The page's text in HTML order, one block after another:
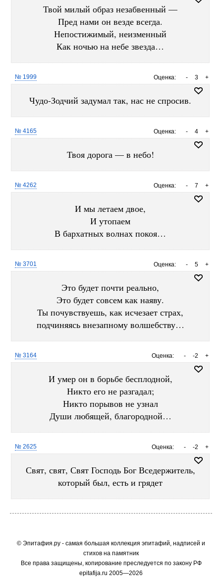
Твой милый образ незабвенный —
Пред нами он везде всегда.
Непостижимый, неизменный
Как ночью на небе звезда…
Оценка: +
3
-
№ 1999
Чудо-Зодчий задумал так, нас не спросив.
Оценка: +
4
-
№ 4165
Твоя дорога — в небо!
Оценка: +
7
-
№ 4262
И мы летаем двое,
И утопаем
В бархатных волнах покоя…
Оценка: +
5
-
№ 3701
Это будет почти реально,
Это будет совсем как наяву.
Ты почувствуешь, как исчезает страх,
подчиняясь внезапному волшебству…
Оценка: +
-2
-
№ 3164
И умер он в борьбе бесплодной,
Никто его не разгадал;
Никто порывов не узнал
Души любящей, благородной…
Оценка: +
-2
-
№ 2625
Свят, свят, Свят Господь Бог Вседержитель,
который был, есть и грядет
© Эпитафия.ру - самая большая коллекция эпитафий, надписей и
стихов на памятник
Все права защищены, копирование преследуется по закону РФ
epitafija.ru 2005—2026